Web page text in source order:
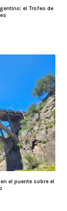
el Trofeo de
el puente sobre el